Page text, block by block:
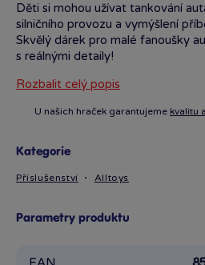
Děti si mohou užívat tankování
silničního provozu a vymýšlení
Skvělý dárek pro malé fanoušky
s reálnými detaily!
Rozbalit celý popis
U našich hraček garantujeme kvalitu
Kategorie
Příslušenství Alltoys
Parametry produktu